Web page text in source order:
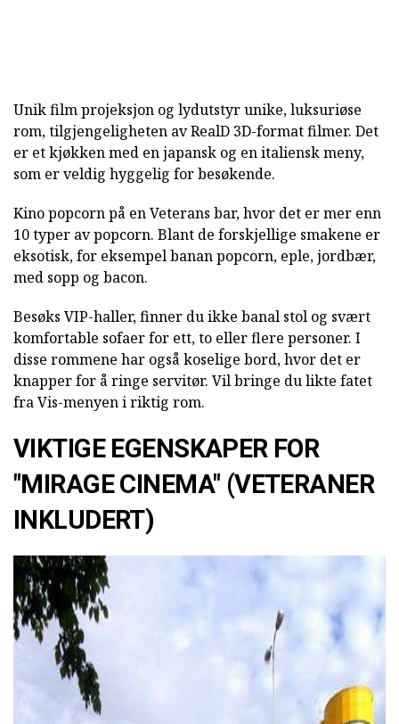
Unik film projeksjon og lydutstyr unike, luksuriøse
rom, tilgjengeligheten av RealD 3D-format filmer. Det
er et kjøkken med en japansk og en italiensk meny,
som er veldig hyggelig for besøkende.
Kino popcorn på en Veterans bar, hvor det er mer enn
10 typer av popcorn. Blant de forskjellige smakene er
eksotisk, for eksempel banan popcorn, eple, jordbær,
med sopp og bacon.
Besøks VIP-haller, finner du ikke banal stol og svært
komfortable sofaer for ett, to eller flere personer. I
disse rommene har også koselige bord, hvor det er
knapper for å ringe servitør. Vil bringe du likte fatet
fra Vis-menyen i riktig rom.
VIKTIGE EGENSKAPER FOR
"MIRAGE CINEMA" (VETERANER
INKLUDERT)